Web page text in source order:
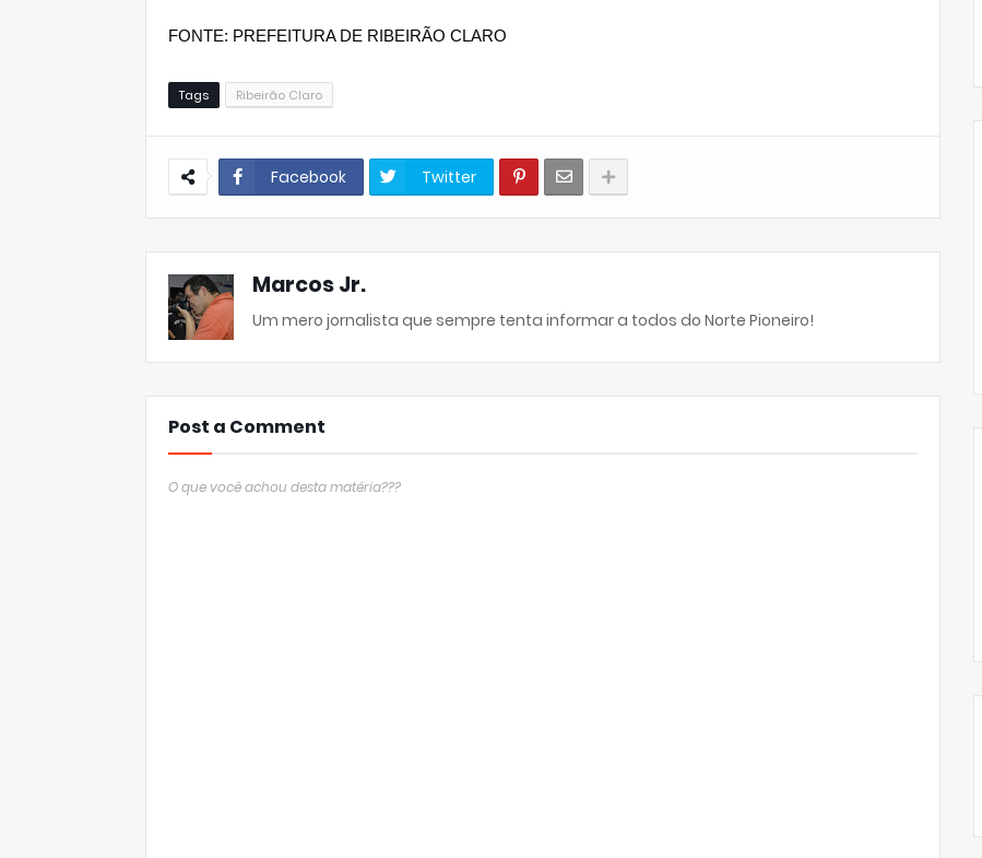
FONTE: PREFEITURA DE RIBEIRÃO CLARO
Tags Ribeirão Claro
Facebook Twitter
Marcos Jr.
Um mero jornalista que sempre tenta informar a todos do Norte Pioneiro!
Post a Comment
O que você achou desta matéria???